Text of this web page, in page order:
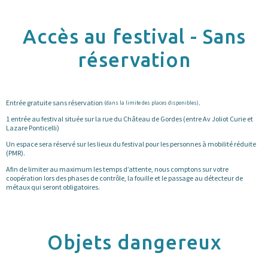
Accès au festival - Sans
réservation
Entrée gratuite sans réservation (dans la limite des places disponibles).
1 entrée au festival située sur la rue du Château de Gordes (entre Av Joliot Curie et
Lazare Ponticelli)
Un espace sera réservé sur les lieux du festival pour les personnes à mobilité réduite
(PMR).
Afin de limiter au maximum les temps d’attente, nous comptons sur votre
coopération lors des phases de contrôle, la fouille et le passage au détecteur de
métaux qui seront obligatoires.
Objets dangereux